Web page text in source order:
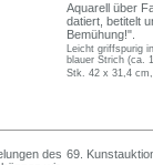
Aquarell über
datiert, betitelt
Bemühung!".
Leicht griffspurig
blauer Strich (ca.
Stk. 42 x 31,4
69.